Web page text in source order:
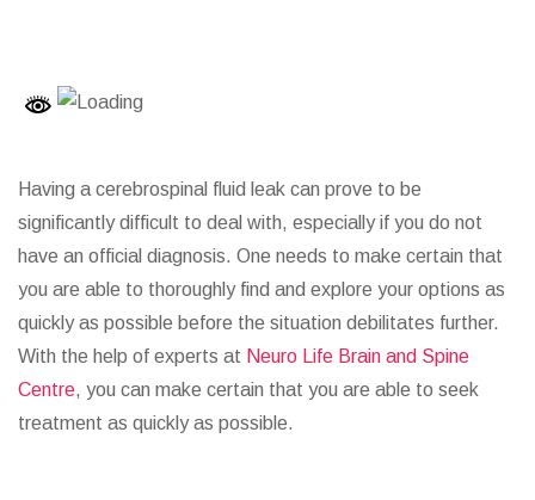
Having a cerebrospinal fluid leak can prove to be
significantly difficult to deal with, especially if you do not
have an official diagnosis. One needs to make certain that
you are able to thoroughly find and explore your options as
quickly as possible before the situation debilitates further.
With the help of experts at Neuro Life Brain and Spine
Centre, you can make certain that you are able to seek
treatment as quickly as possible.